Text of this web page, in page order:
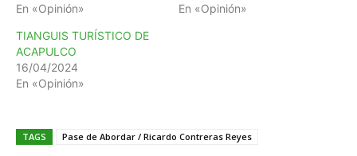
En «Opinión»
En «Opinión»
TIANGUIS TURÍSTICO DE
ACAPULCO
16/04/2024
En «Opinión»
TAGS Pase de Abordar / Ricardo Contreras Reyes